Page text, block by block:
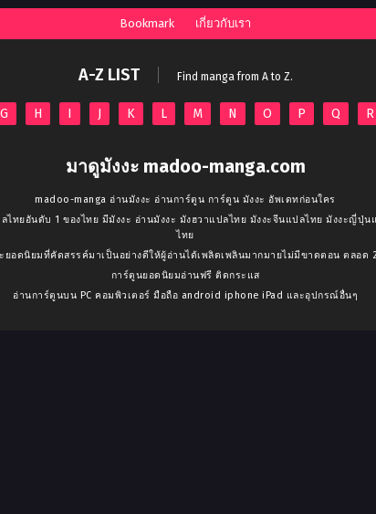
Bookmark เกี่ยวกับเรา
A-Z LIST Find manga from A to Z.
G H I J K L M N O P Q R
มาดูมังงะ madoo-manga.com
madoo-manga อ่านมังงะ อ่านการ์ตูน การ์ตูน มังงะ อัพเดทก่อนใคร
ไทยอันดับ 1 ของไทย มีมังงะ อ่านมังงะ มังฮวาแปลไทย มังงะจีนแปลไทย มังงะญี่ปุ่
ไทย
ยอดนิยมที่คัดสรรค์มาเป็นอย่างดีให้ผู้อ่านได้เพลิดเพลินมากมายไม่มีขาดตอน ตลอด
การ์ตูนยอดนิยมอ่านฟรี ติดกระแส
อ่านการ์ตูนบน PC คอมพิวเตอร์ มือถือ android iphone iPad และอุปกรณ์อื่นๆ